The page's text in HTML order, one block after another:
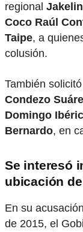
regional
Coco Raúl
Taipe, a
colusión.
También
Condezo
Domingo
Bernardo, en
Se interesó
ubicación
En su
de 2015, el